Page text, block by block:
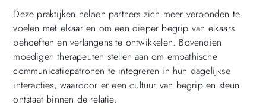
Deze praktijken helpen partners zich meer verbonden te
voelen met elkaar en om een dieper begrip van elkaars
behoeften en verlangens te ontwikkelen. Bovendien
moedigen therapeuten stellen aan om empathische
communicatiepatronen te integreren in hun dagelijkse
interacties, waardoor er een cultuur van begrip en steun
ontstaat binnen de relatie.